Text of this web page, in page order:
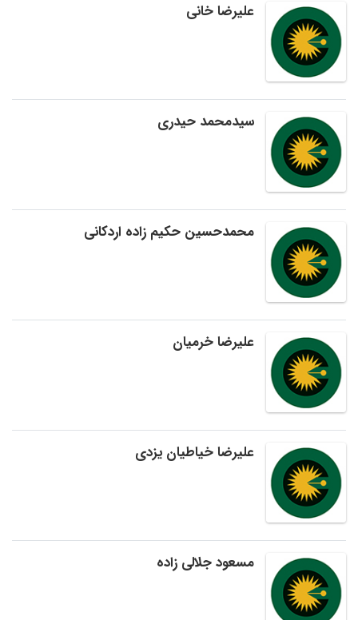
علیرضا خانی
سیدمحمد حیدری
محمدحسین حکیم زاده اردکانی
علیرضا خرمیان
علیرضا خیاطیان یزدی
مسعود جلالی زاده